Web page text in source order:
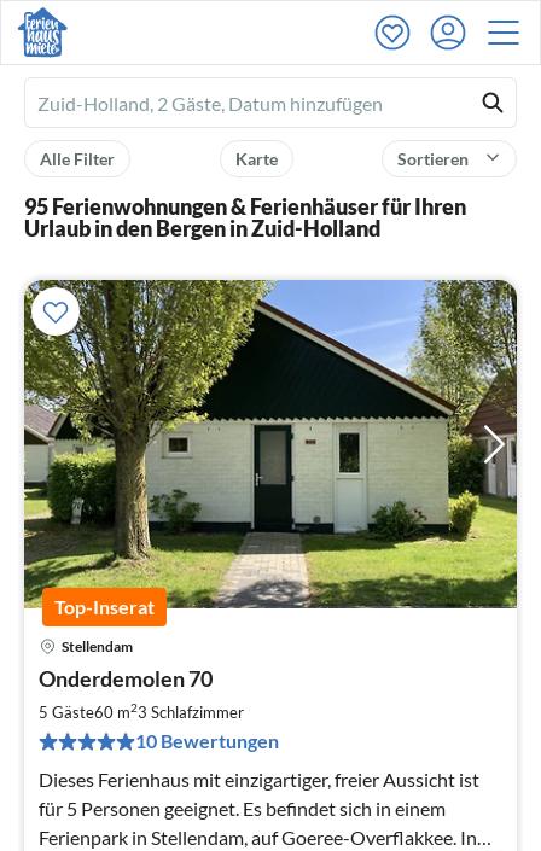
Ferienhausmiete
logo
Sortieren
Karte
Alle Filter
95 Ferienwohnungen & Ferienhäuser für Ihren
Urlaub in den Bergen in Zuid-Holland
Top-Inserat
Stellendam
Onderdemolen 70
5 Gäste60 m23 Schlafzimmer
10 Bewertungen
Dieses Ferienhaus mit einzigartiger, freier Aussicht ist
für 5 Personen geeignet. Es befindet sich in einem
Ferienpark in Stellendam, auf Goeree-Overflakkee. In